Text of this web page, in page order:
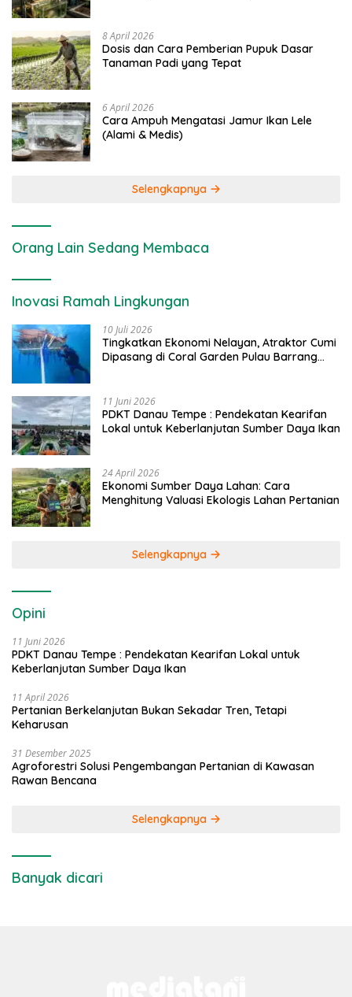
8 April 2026
Dosis dan Cara Pemberian Pupuk Dasar
Tanaman Padi yang Tepat
6 April 2026
Cara Ampuh Mengatasi Jamur Ikan Lele
(Alami & Medis)
Selengkapnya
Orang Lain Sedang Membaca
Inovasi Ramah Lingkungan
10 Juli 2026
Tingkatkan Ekonomi Nelayan, Atraktor Cumi
Dipasang di Coral Garden Pulau Barrang
11 Juni 2026
PDKT Danau Tempe : Pendekatan Kearifan
Lokal untuk Keberlanjutan Sumber Daya Ikan
24 April 2026
Ekonomi Sumber Daya Lahan: Cara
Menghitung Valuasi Ekologis Lahan Pertanian
Selengkapnya
Opini
11 Juni 2026
PDKT Danau Tempe : Pendekatan Kearifan Lokal untuk
Keberlanjutan Sumber Daya Ikan
11 April 2026
Pertanian Berkelanjutan Bukan Sekadar Tren, Tetapi
Keharusan
31 Desember 2025
Agroforestri Solusi Pengembangan Pertanian di Kawasan
Rawan Bencana
Selengkapnya
Banyak dicari